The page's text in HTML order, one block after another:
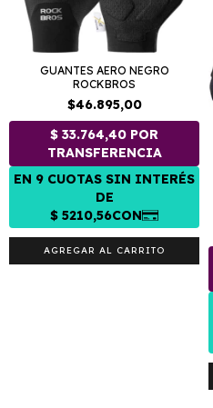
GUANTES AERO NEGRO
ROCKBROS
$46.895,00
AGREGAR AL CARRITO